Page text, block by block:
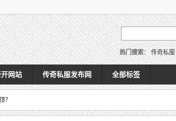
热门搜索： 传奇私服
网站 传奇私服发布网 全部标签
？